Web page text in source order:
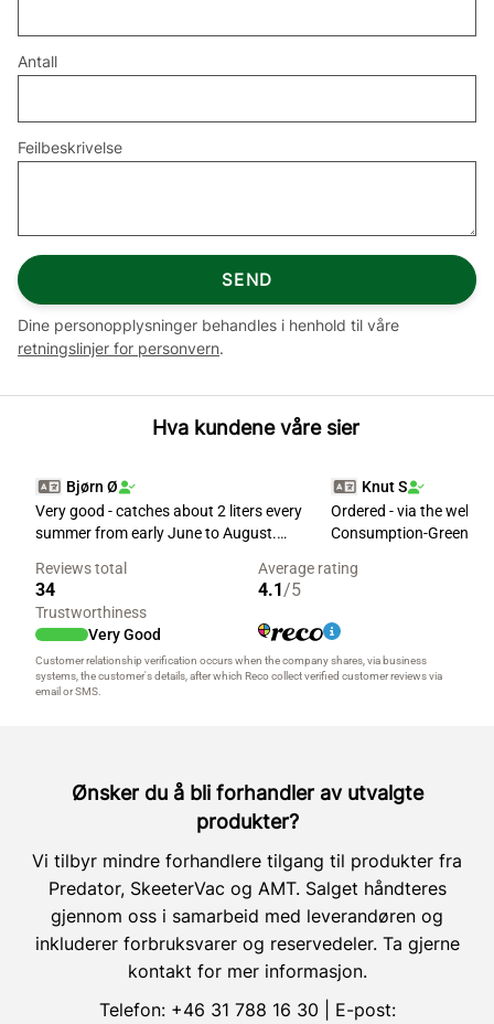
Antall
Feilbeskrivelse
SEND
Dine personopplysninger behandles i henhold til våre
retningslinjer for personvern.
Hva kundene våre sier
Ønsker du å bli forhandler av utvalgte
produkter?
Vi tilbyr mindre forhandlere tilgang til produkter fra
Predator, SkeeterVac og AMT. Salget håndteres
gjennom oss i samarbeid med leverandøren og
inkluderer forbruksvarer og reservedeler. Ta gjerne
kontakt for mer informasjon.
Telefon: +46 31 788 16 30 | E-post: